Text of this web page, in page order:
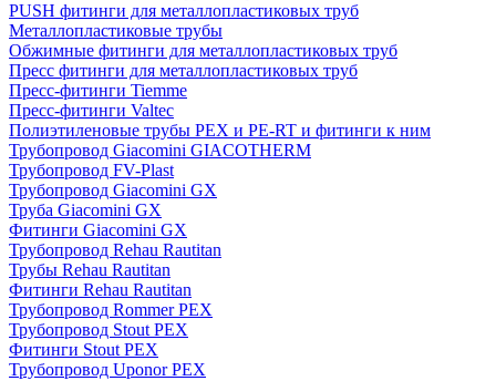
PUSH фитинги для металлопластиковых труб
Металлопластиковые трубы
Обжимные фитинги для металлопластиковых труб
Пресс фитинги для металлопластиковых труб
Пресс-фитинги Tiemme
Пресс-фитинги Valtec
Полиэтиленовые трубы PEX и PE-RT и фитинги к ним
Трубопровод Giacomini GIACOTHERM
Трубопровод FV-Plast
Трубопровод Giacomini GX
Труба Giacomini GX
Фитинги Giacomini GX
Трубопровод Rehau Rautitan
Трубы Rehau Rautitan
Фитинги Rehau Rautitan
Трубопровод Rommer PEX
Трубопровод Stout PEX
Фитинги Stout PEX
Трубопровод Uponor PEX